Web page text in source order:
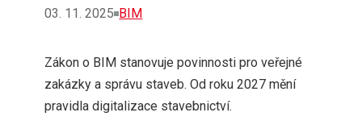
03. 11. 2025 Rubriky
BIM
Zákon o BIM stanovuje povinnosti pro veřejné
zakázky a správu staveb. Od roku 2027 mění
pravidla digitalizace stavebnictví.